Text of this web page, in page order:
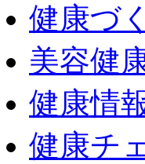
健康づ
美容健
健康情
健康チ